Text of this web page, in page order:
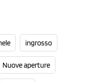
ingrosso
Nuove aperture